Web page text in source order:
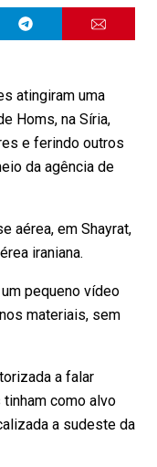
atingiram uma
Homs, na Síria,
e ferindo outros
da agência de
aérea, em Shayrat,
iraniana.
pequeno vídeo
materiais, sem
a falar
como alvo
a sudeste da